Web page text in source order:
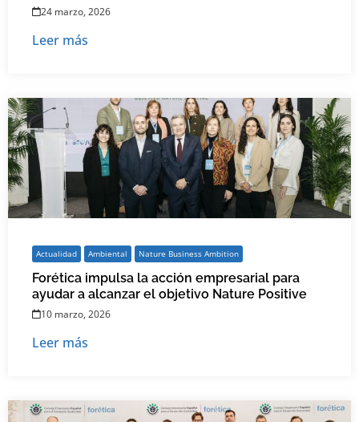
24 marzo, 2026
Leer más
Actualidad Ambiental Nature Business Ambition
Forética impulsa la acción empresarial para
ayudar a alcanzar el objetivo Nature Positive
10 marzo, 2026
Leer más